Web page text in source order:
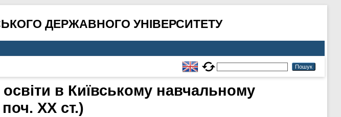
ДЕРЖАВНОГО УНІВЕРСИТЕТУ
в Київському навчальному
поч. ХХ ст.)